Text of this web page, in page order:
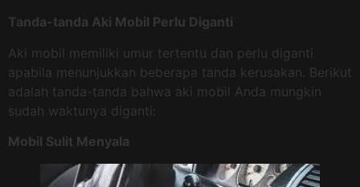
Tanda-tanda Aki Mobil Perlu Diganti
Aki mobil memiliki umur tertentu dan perlu diganti
apabila menunjukkan beberapa tanda kerusakan. Berikut
adalah tanda-tanda bahwa aki mobil Anda mungkin
sudah waktunya diganti:
Mobil Sulit Menyala